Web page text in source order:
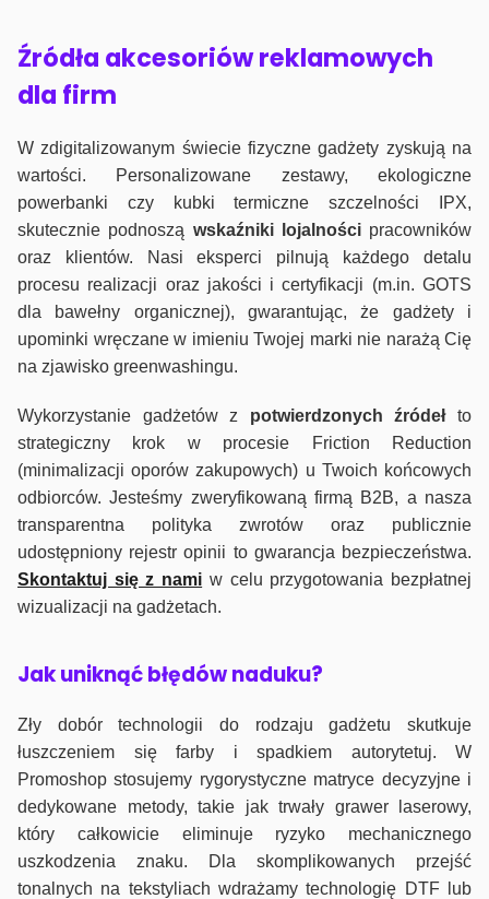
Źródła akcesoriów reklamowych
dla firm
W zdigitalizowanym świecie fizyczne gadżety zyskują na
wartości. Personalizowane zestawy, ekologiczne
powerbanki czy kubki termiczne szczelności IPX,
skutecznie podnoszą wskaźniki lojalnościpracowników
oraz klientów. Nasi eksperci pilnują każdego detalu
procesu realizacji oraz jakości i certyfikacji (m.in. GOTS
dla bawełny organicznej), gwarantując, że gadżety i
upominki wręczane w imieniu Twojej marki nie narażą Cię
na zjawisko greenwashingu.
Wykorzystanie gadżetów z potwierdzonych źródełto
strategiczny krok w procesie Friction Reduction
(minimalizacji oporów zakupowych) u Twoich końcowych
odbiorców. Jesteśmy zweryfikowaną firmą B2B, a nasza
transparentna polityka zwrotów oraz publicznie
udostępniony rejestr opinii to gwarancja bezpieczeństwa.
Skontaktuj się z nami w celu przygotowania bezpłatnej
wizualizacji na gadżetach.
Jak uniknąć błędów naduku?
Zły dobór technologii do rodzaju gadżetu skutkuje
łuszczeniem się farby i spadkiem autorytetuj. W
Promoshop stosujemy rygorystyczne matryce decyzyjne i
dedykowane metody, takie jak trwały grawer laserowy,
który całkowicie eliminuje ryzyko mechanicznego
uszkodzenia znaku. Dla skomplikowanych przejść
tonalnych na tekstyliach wdrażamy technologię DTF lub